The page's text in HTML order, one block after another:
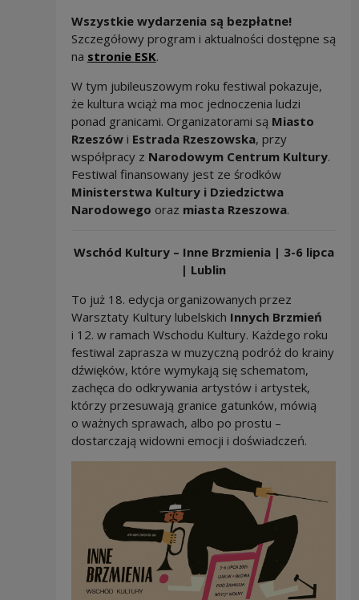
Wszystkie wydarzenia są bezpłatne!
Szczegółowy program i aktualności dostępne są
na stronie ESK.
W tym jubileuszowym roku festiwal pokazuje,
że kultura wciąż ma moc jednoczenia ludzi
ponad granicami. Organizatorami są Miasto
Rzeszówi Estrada Rzeszowska, przy
współpracy z Narodowym Centrum Kultury.
Festiwal finansowany jest ze środków
Ministerstwa Kultury i Dziedzictwa
Narodowego oraz miasta Rzeszowa.
Wschód Kultury – Inne Brzmienia | 3-6 lipca
| Lublin
To już 18. edycja organizowanych przez
Warsztaty Kultury lubelskich Innych Brzmień
i 12. w ramach Wschodu Kultury. Każdego roku
festiwal zaprasza w muzyczną podróż do krainy
dźwięków, które wymykają się schematom,
zachęca do odkrywania artystów i artystek,
którzy przesuwają granice gatunków, mówią
o ważnych sprawach, albo po prostu –
dostarczają widowni emocji i doświadczeń.